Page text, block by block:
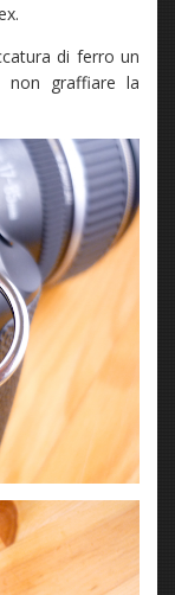
di ferro un
non graffiare la